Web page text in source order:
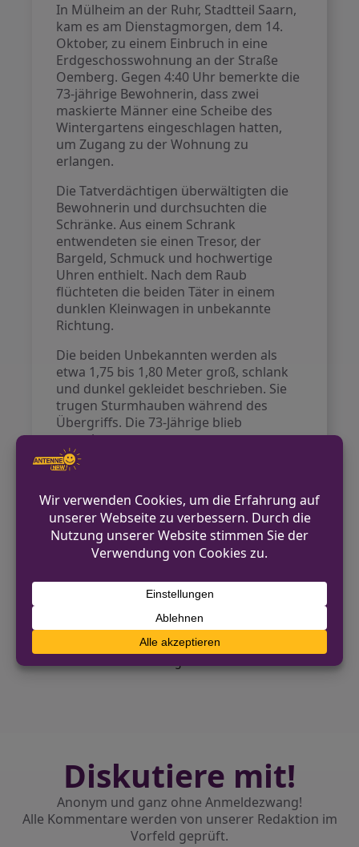
In Mülheim an der Ruhr, Stadtteil Saarn,
kam es am Dienstagmorgen, dem 14.
Oktober, zu einem Einbruch in eine
Erdgeschosswohnung an der Straße
Oemberg. Gegen 4:40 Uhr bemerkte die
73-jährige Bewohnerin, dass zwei
maskierte Männer eine Scheibe des
Wintergartens eingeschlagen hatten,
um Zugang zu der Wohnung zu
erlangen.
Die Tatverdächtigen überwältigten die
Bewohnerin und durchsuchten die
Schränke. Aus einem Schrank
entwendeten sie einen Tresor, der
Bargeld, Schmuck und hochwertige
Uhren enthielt. Nach dem Raub
flüchteten die beiden Täter in einem
dunklen Kleinwagen in unbekannte
Richtung.
Die beiden Unbekannten werden als
etwa 1,75 bis 1,80 Meter groß, schlank
und dunkel gekleidet beschrieben. Sie
trugen Sturmhauben während des
Übergriffs. Die 73-Jährige blieb
unverletzt.
Allgemeine Kontaktmöglichkeiten
der Polizei Essen
https://essen.polizei.nrw.
VORHERIGER BEITRAG
Ermittlungen zum Schusswaffengebrauch in
NÄCHSTER BEITRAG
Apotheker in Mönchengladbach wegen
Diskutiere mit!
Anonym und ganz ohne Anmeldezwang!
Alle Kommentare werden von unserer Redaktion im
Vorfeld geprüft.